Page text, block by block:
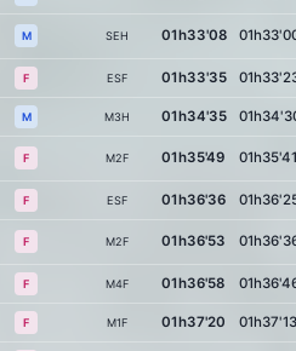
M SEH 01h33'08
F ESF 01h33'35
M M3H 01h34'35
F M2F 01h35'49 01h35'41
F ESF 01h36'36
F M2F 01h36'53
F M4F 01h36'58
F M1F 01h37'20 01h37'13